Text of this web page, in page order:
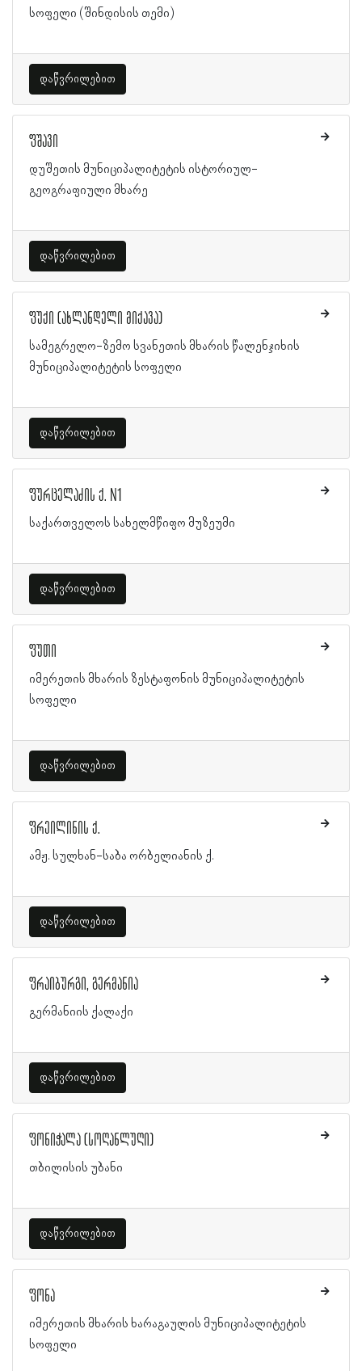
სოფელი (შინდისის თემი)
დაწვრილებით
ფშავი
დუშეთის მუნიციპალიტეტის ისტორიულ-
გეოგრაფიული მხარე
დაწვრილებით
ფუქი (ახლანდელი მიქავა)
სამეგრელო-ზემო სვანეთის მხარის წალენჯიხის
მუნიციპალიტეტის სოფელი
დაწვრილებით
ფურცელაძის ქ. N1
საქართველოს სახელმწიფო მუზეუმი
დაწვრილებით
ფუთი
იმერეთის მხარის ზესტაფონის მუნიციპალიტეტის
სოფელი
დაწვრილებით
ფრეილინის ქ.
ამჟ. სულხან-საბა ორბელიანის ქ.
დაწვრილებით
ფრაიბურგი, გერმანია
გერმანიის ქალაქი
დაწვრილებით
ფონიჭალა (სოღანლუღი)
თბილისის უბანი
დაწვრილებით
ფონა
იმერეთის მხარის ხარაგაულის მუნიციპალიტეტის
სოფელი